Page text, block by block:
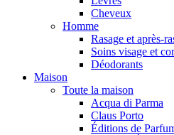
Cheveux
Homme
Rasage et après-
Soins visage et
Déodorants
Maison
Toute la maison
Acqua di Parma
Claus Porto
Éditions de